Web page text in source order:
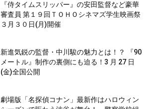
『侍タイムスリッパー』の安田監督など豪華
審査員 第１９回ＴＯＨＯシネマズ学生映画祭
３月３０日(月)開催
新進気鋭の監督・中川駿の魅力とは！？ 『90
メートル』制作の裏側にも迫る！3 月 27 日
(金)全国公開
劇場版「名探偵コナン」最新作はハロウィン